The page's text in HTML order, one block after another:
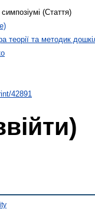
(Стаття)
теорії та методик
42891